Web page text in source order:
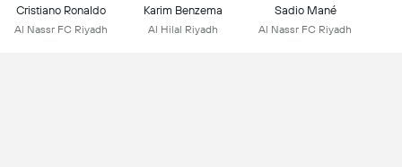
Cristiano Ronaldo
Al Nassr FC Riyadh
Karim Benzema
Al Hilal Riyadh
Sadio Mané
Al Nassr FC Riyadh